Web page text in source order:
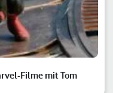
Filme mit Tom